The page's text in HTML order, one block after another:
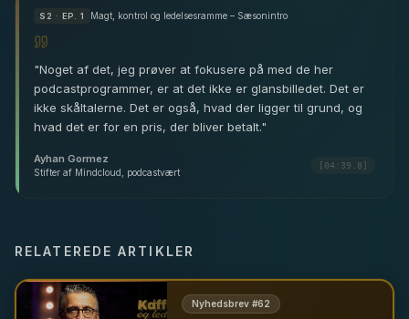
S 2 · EP. 1 Magt, kontrol og ledelsesramme – Sæsonintro
"Noget af det, jeg prøver at fokusere på med de her
podcastprogrammer, er at det ikke er glansbilledet. Det er
ikke skåltalerne. Det er også, hvad der ligger til grund, og
hvad det er for en pris, der bliver betalt."
Ayhan Gormez
Stifter af Mindcloud, podcastvært
[04:39.8]
RELATEREDE ARTIKLER
Nyhedsbrev #62